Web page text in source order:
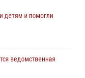
детям и помогли
ведомственная